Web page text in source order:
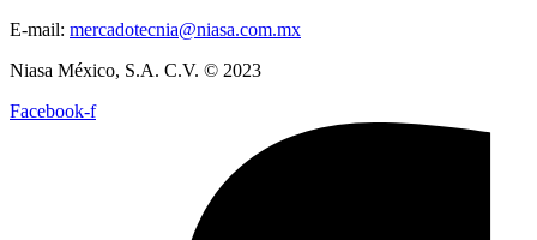
E-mail: mercadotecnia@niasa.com.mx
Niasa México, S.A. C.V. © 2023
Facebook-f